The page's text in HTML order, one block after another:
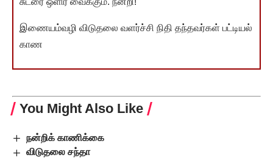
இணையம்வழி விடுதலை வளர்ச்சி நிதி தந்தவர்கள் பட்டியல்
காண
You Might Also Like
நன்றிக் காணிக்கை
விடுதலை சந்தா